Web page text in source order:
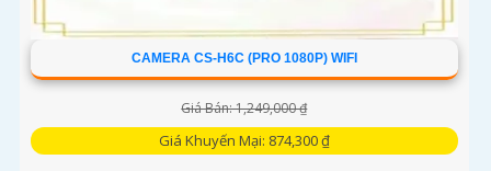
CAMERA CS-H6C (PRO 1080P) WIFI
Giá Bán: 1,249,000 ₫
Giá Khuyến Mại: 874,300 ₫